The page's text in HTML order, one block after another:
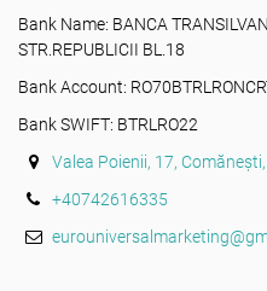
Bank Name: BANCA
STR.REPUBLICII BL.18
Bank Account:
Bank SWIFT: BTRLRO22
Valea Poienii, 17,
+40742616335